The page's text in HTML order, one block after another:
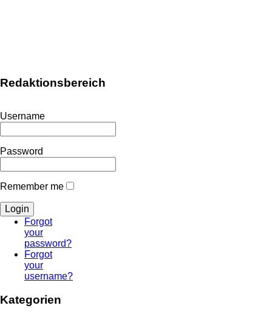
Redaktionsbereich
Username
Password
Remember me
Forgot
your
password?
Forgot
your
username?
Kategorien